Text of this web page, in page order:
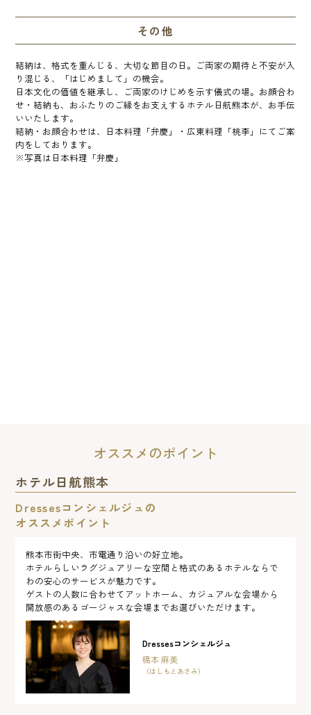
その他
結納は、格式を重んじる、大切な節目の日。ご両家の期待と不安が入
り混じる、「はじめまして」の機会。
日本文化の価値を継承し、ご両家のけじめを示す儀式の場。お顔合わ
せ・結納も、おふたりのご縁をお支えするホテル日航熊本が、お手伝
いいたします。
結納・お顔合わせは、日本料理「弁慶」・広東料理「桃李」にてご案
内をしております。
※写真は日本料理「弁慶」
オススメのポイント
ホテル日航熊本
Dressesコンシェルジュの
オススメポイント
熊本市街中央、市電通り沿いの好立地。
ホテルらしいラグジュアリーな空間と格式のあるホテルならで
わの安心のサービスが魅力です。
ゲストの人数に合わせてアットホーム、カジュアルな会場から
開放感のあるゴージャスな会場までお選びいただけます。
Dressesコンシェルジュ
橋本 麻美
（はしもとあさみ）